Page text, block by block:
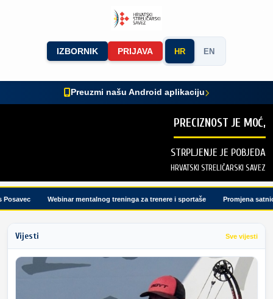
IZBORNIK PRIJAVA HR EN
Preuzmi našu Android aplikaciju
PRECIZNOST JE MOĆ,
STRPLJENJE JE POBJEDA
HRVATSKI STRELIČARSKI SAVEZ
Webinar mentalnog treninga za trenere i sportaše Promjena satnice
Vijesti Sve vijesti